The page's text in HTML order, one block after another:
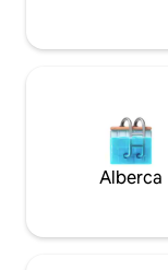
té y café, etc. en
Alberca